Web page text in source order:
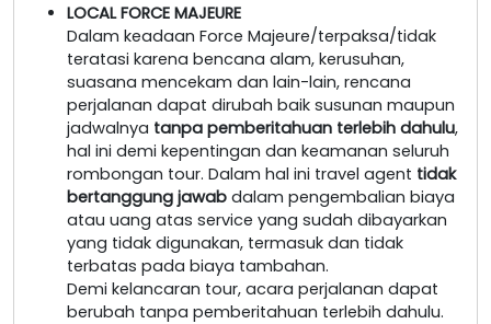
LOCAL FORCE MAJEURE
Dalam keadaan Force Majeure/terpaksa/tidak
teratasi karena bencana alam, kerusuhan,
suasana mencekam dan lain-lain, rencana
perjalanan dapat dirubah baik susunan maupun
jadwalnya tanpa pemberitahuan terlebih dahulu,
hal ini demi kepentingan dan keamanan seluruh
rombongan tour. Dalam hal ini travel agent tidak
bertanggung jawab dalam pengembalian biaya
atau uang atas service yang sudah dibayarkan
yang tidak digunakan, termasuk dan tidak
terbatas pada biaya tambahan.
Demi kelancaran tour, acara perjalanan dapat
berubah tanpa pemberitahuan terlebih dahulu.